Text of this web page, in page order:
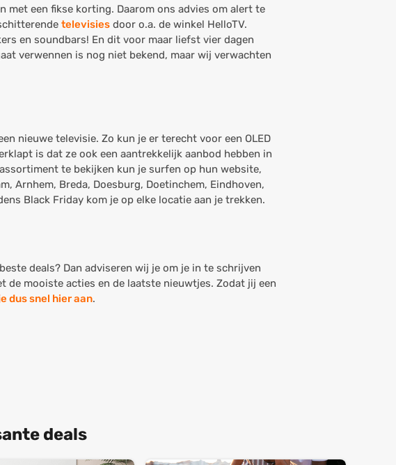
met een fikse korting. Daarom ons advies om alert te
televisies door o.a. de winkel HelloTV.
en soundbars! En dit voor maar liefst vier dagen
verwennen is nog niet bekend, maar wij verwachten
nieuwe televisie. Zo kun je er terecht voor een OLED
is dat ze ook een aantrekkelijk aanbod hebben in
te bekijken kun je surfen op hun website,
Arnhem, Breda, Doesburg, Doetinchem, Eindhoven,
Black Friday kom je op elke locatie aan je trekken.
deals? Dan adviseren wij je om je in te schrijven
de mooiste acties en de laatste nieuwtjes. Zodat jij een
dus snel hier aan.
deals